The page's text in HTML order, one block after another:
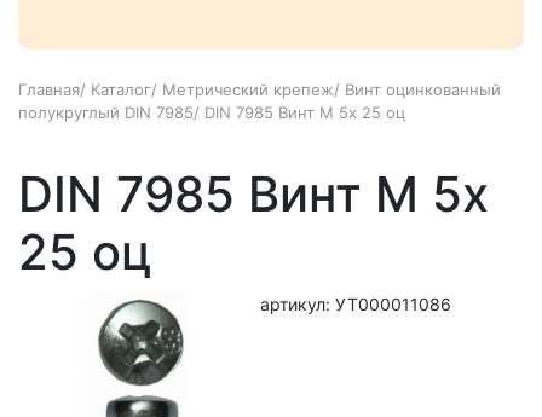
Главная/ Каталог/ Метрический крепеж/ Винт оцинкованный
полукруглый DIN 7985/ DIN 7985 Винт М 5х 25 оц
DIN 7985 Винт М 5х
25 оц
артикул: УТ000011086